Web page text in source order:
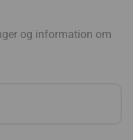
og information om